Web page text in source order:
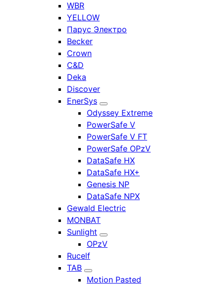
WBR
YELLOW
Парус Электро
Becker
Crown
C&D
Deka
Discover
EnerSys
Odyssey Extreme
PowerSafe V
PowerSafe V FT
PowerSafe OPzV
DataSafe HX
DataSafe HX+
Genesis NP
DataSafe NPX
Gewald Electric
MONBAT
Sunlight
OPzV
Rucelf
TAB
Motion Pasted